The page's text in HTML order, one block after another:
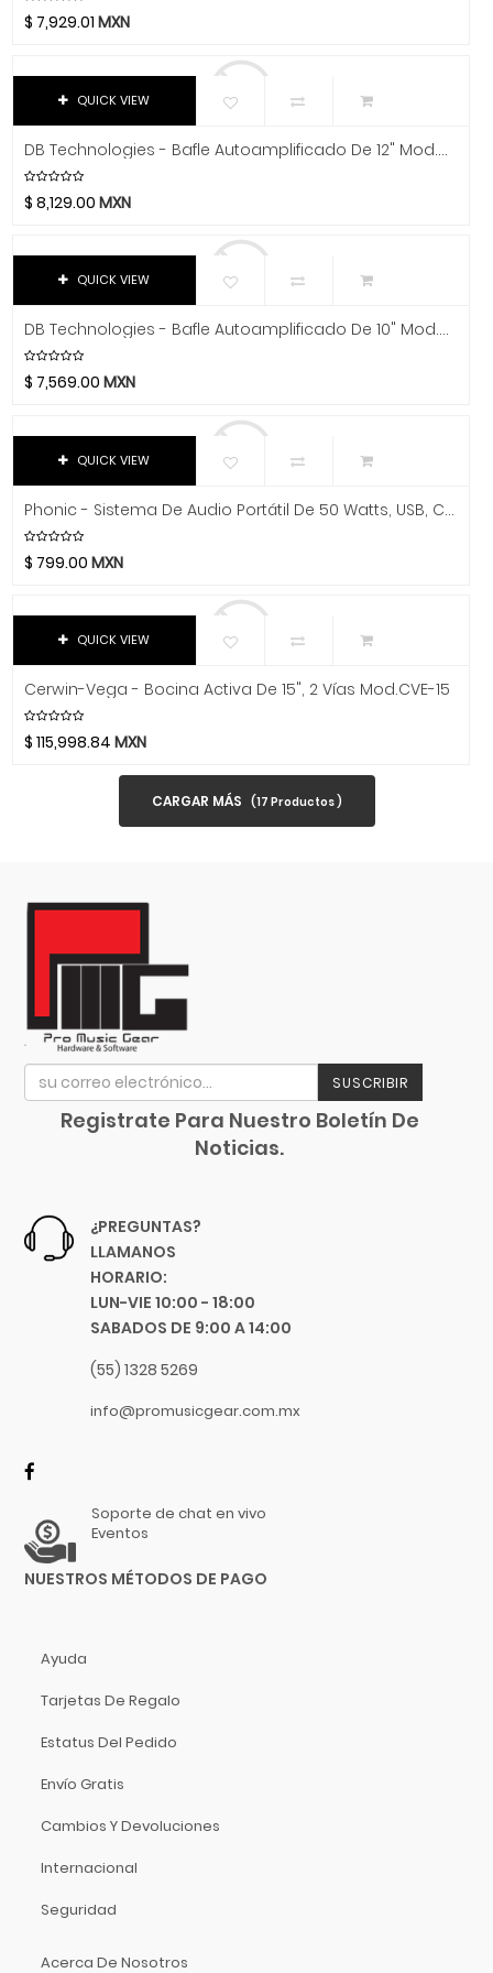
Tornamesas
Instrumentos Musicales
Libros Y Revistas
MIDI
Software
Video
Chicago Blues
Co2Crea
Cocoon Innovations
Conn-Selmer
Coreelo
CPK
D'Addario
Dave Smith
Db Technologies
Dictum
Digitech
Dixon
DJTT
Domino
El Cometa
Ember
EMO
Excelsior
Fernandes Guitar
Funlab
Furman
Genelec
GHS
Goby Labs
Gonzalez
Gorila Tips
Gruv Gear
Hal Leonard
Heil Sound
Hermitshell
Hitachi
HK Audio
Hofner
Hosa Technology
IK Multimedia
Inter M
Istanbul Agop
Izmir
Juga
$ 7,929.01 MXN
QUICK VIEW
DB Technologies - Bafle Autoamplificado De 12" Mod.B-Hype 12
$8,129.00 MXN
QUICK VIEW
DB Technologies - Bafle Autoamplificado De 10" Mod.B-Hype 10
$ 7,569.00 MXN
QUICK VIEW
Phonic - Sistema De Audio Portátil De 50 Watts, USB, Con Micrófono Alámbrico Mod.Safari 1000 Lite
$ 799.00 MXN
QUICK VIEW
Cerwin-Vega - Bocina Activa De 15", 2 Vías Mod.CVE-15
$115,998.84 MXN
CARGAR MÁS (17 Productos )
SUSCRIBIR
Registrate Para Nuestro Boletín De
Noticias.
¿PREGUNTAS?
LLAMANOS
HORARIO:
LUN-VIE 10:00 - 18:00
SABADOS DE 9:00 A 14:00
(55) 1328 5269
info@promusicgear.com.mx
Soporte de chat en vivo
Eventos
NUESTROS MÉTODOS DE PAGO
Ayuda
Tarjetas De Regalo
Estatus Del Pedido
Envío Gratis
Cambios Y Devoluciones
Internacional
Seguridad
Acerca De Nosotros